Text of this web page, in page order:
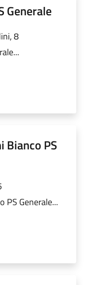
Generale
8
Bianco PS
PS Generale...